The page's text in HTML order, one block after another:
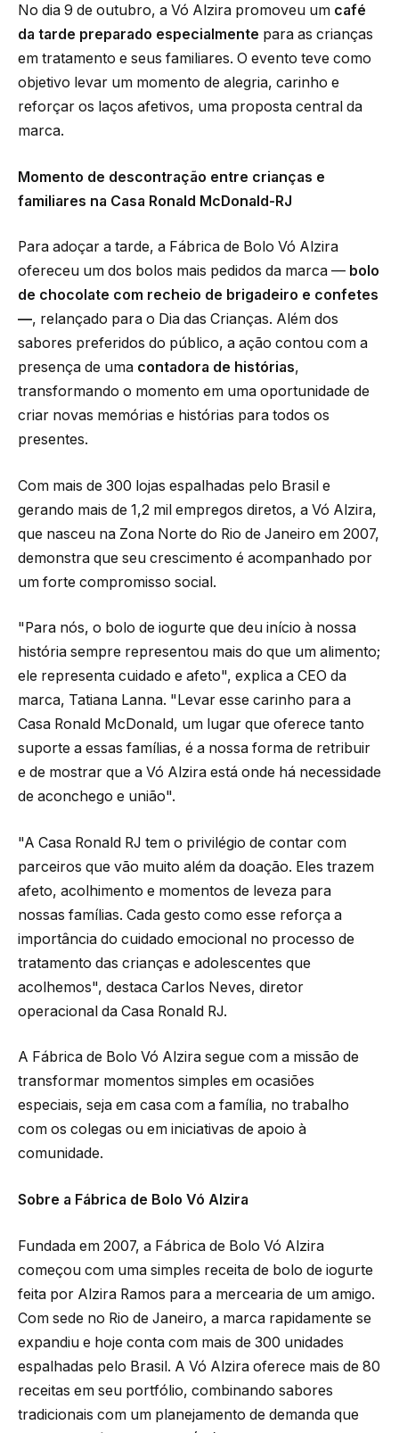
No dia 9 de outubro, a Vó Alzira promoveu um café
da tarde preparado especialmente para as crianças
em tratamento e seus familiares. O evento teve como
objetivo levar um momento de alegria, carinho e
reforçar os laços afetivos, uma proposta central da
marca.
Momento de descontração entre crianças e
familiares na Casa Ronald McDonald-RJ
Para adoçar a tarde, a Fábrica de Bolo Vó Alzira
ofereceu um dos bolos mais pedidos da marca — bolo
de chocolate com recheio de brigadeiro e confetes
—, relançado para o Dia das Crianças. Além dos
sabores preferidos do público, a ação contou com a
presença de uma contadora de histórias,
transformando o momento em uma oportunidade de
criar novas memórias e histórias para todos os
presentes.
Com mais de 300 lojas espalhadas pelo Brasil e
gerando mais de 1,2 mil empregos diretos, a Vó Alzira,
que nasceu na Zona Norte do Rio de Janeiro em 2007,
demonstra que seu crescimento é acompanhado por
um forte compromisso social.
"Para nós, o bolo de iogurte que deu início à nossa
história sempre representou mais do que um alimento;
ele representa cuidado e afeto", explica a CEO da
marca, Tatiana Lanna. "Levar esse carinho para a
Casa Ronald McDonald, um lugar que oferece tanto
suporte a essas famílias, é a nossa forma de retribuir
e de mostrar que a Vó Alzira está onde há necessidade
de aconchego e união".
"A Casa Ronald RJ tem o privilégio de contar com
parceiros que vão muito além da doação. Eles trazem
afeto, acolhimento e momentos de leveza para
nossas famílias. Cada gesto como esse reforça a
importância do cuidado emocional no processo de
tratamento das crianças e adolescentes que
acolhemos", destaca Carlos Neves, diretor
operacional da Casa Ronald RJ.
A Fábrica de Bolo Vó Alzira segue com a missão de
transformar momentos simples em ocasiões
especiais, seja em casa com a família, no trabalho
com os colegas ou em iniciativas de apoio à
comunidade.
Sobre a Fábrica de Bolo Vó Alzira
Fundada em 2007, a Fábrica de Bolo Vó Alzira
começou com uma simples receita de bolo de iogurte
feita por Alzira Ramos para a mercearia de um amigo.
Com sede no Rio de Janeiro, a marca rapidamente se
expandiu e hoje conta com mais de 300 unidades
espalhadas pelo Brasil. A Vó Alzira oferece mais de 80
receitas em seu portfólio, combinando sabores
tradicionais com um planejamento de demanda que